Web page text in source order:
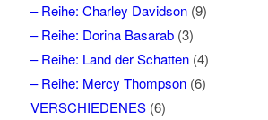
– Reihe: Charley Davidson(9)
– Reihe: Dorina Basarab(3)
– Reihe: Land der Schatten(4)
– Reihe: Mercy Thompson(6)
VERSCHIEDENES(6)